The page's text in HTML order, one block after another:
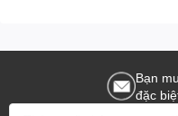
Bạn
đặc